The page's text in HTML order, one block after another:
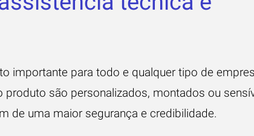
importante para todo e qualquer tipo de
produto são personalizados, montados ou
de uma maior segurança e credibilidade.